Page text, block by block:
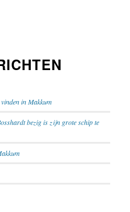
in Makkum
bezig is zijn grote schip te